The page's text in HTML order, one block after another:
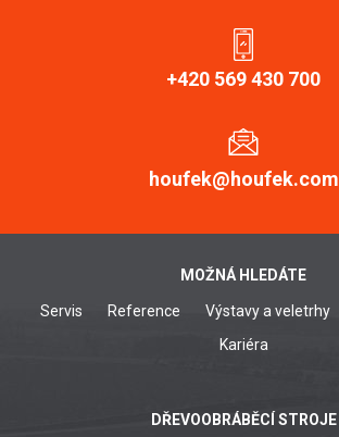
+420 569 430 700
houfek@houfek.com
MOŽNÁ HLEDÁTE
Servis Reference Výstavy a veletrhy
Kariéra
DŘEVOOBRÁBĚCÍ STROJE